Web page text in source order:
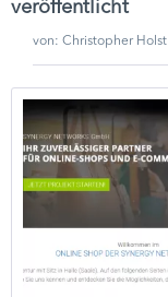
veröffentlicht
von: Christopher Holst